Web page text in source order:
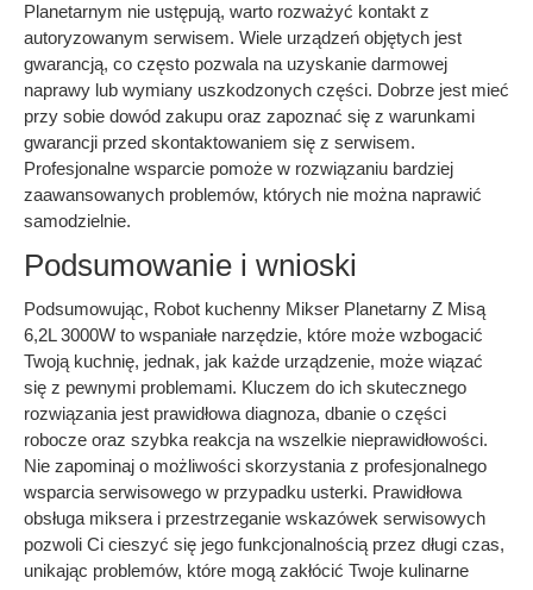
Planetarnym nie ustępują, warto rozważyć kontakt z
autoryzowanym serwisem. Wiele urządzeń objętych jest
gwarancją, co często pozwala na uzyskanie darmowej
naprawy lub wymiany uszkodzonych części. Dobrze jest mieć
przy sobie dowód zakupu oraz zapoznać się z warunkami
gwarancji przed skontaktowaniem się z serwisem.
Profesjonalne wsparcie pomoże w rozwiązaniu bardziej
zaawansowanych problemów, których nie można naprawić
samodzielnie.
Podsumowanie i wnioski
Podsumowując, Robot kuchenny Mikser Planetarny Z Misą
6,2L 3000W to wspaniałe narzędzie, które może wzbogacić
Twoją kuchnię, jednak, jak każde urządzenie, może wiązać
się z pewnymi problemami. Kluczem do ich skutecznego
rozwiązania jest prawidłowa diagnoza, dbanie o części
robocze oraz szybka reakcja na wszelkie nieprawidłowości.
Nie zapominaj o możliwości skorzystania z profesjonalnego
wsparcia serwisowego w przypadku usterki. Prawidłowa
obsługa miksera i przestrzeganie wskazówek serwisowych
pozwoli Ci cieszyć się jego funkcjonalnością przez długi czas,
unikając problemów, które mogą zakłócić Twoje kulinarne